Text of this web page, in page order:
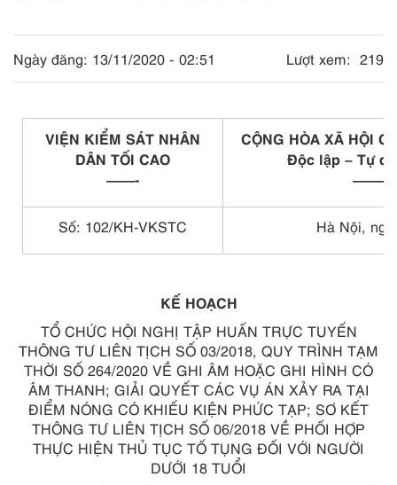
Ngày đăng: 13/11/2020 - 02:51 Lượt xem: 219
VIỆN KIỂM SÁT NHÂN
DÂN TỐI CAO
——-
CỘNG HÒA XÃ HỘI
Độc lập – Tự
Số: 102/KH-VKSTC Hà Nội,
KẾ HOẠCH
TỔ CHỨC HỘI NGHỊ TẬP HUẤN TRỰC TUYẾN
THÔNG TƯ LIÊN TỊCH SỐ 03/2018, QUY TRÌNH TẠM
THỜI SỐ 264/2020 VỀ GHI ÂM HOẶC GHI HÌNH CÓ
ÂM THANH; GIẢI QUYẾT CÁC VỤ ÁN XẢY RA TẠI
ĐIỂM NÓNG CÓ KHIẾU KIỆN PHỨC TẠP; SƠ KẾT
THÔNG TƯ LIÊN TỊCH SỐ 06/2018 VỀ PHỐI HỢP
THỰC HIỆN THỦ TỤC TỐ TỤNG ĐỐI VỚI NGƯỜI
DƯỚI 18 TUỔI